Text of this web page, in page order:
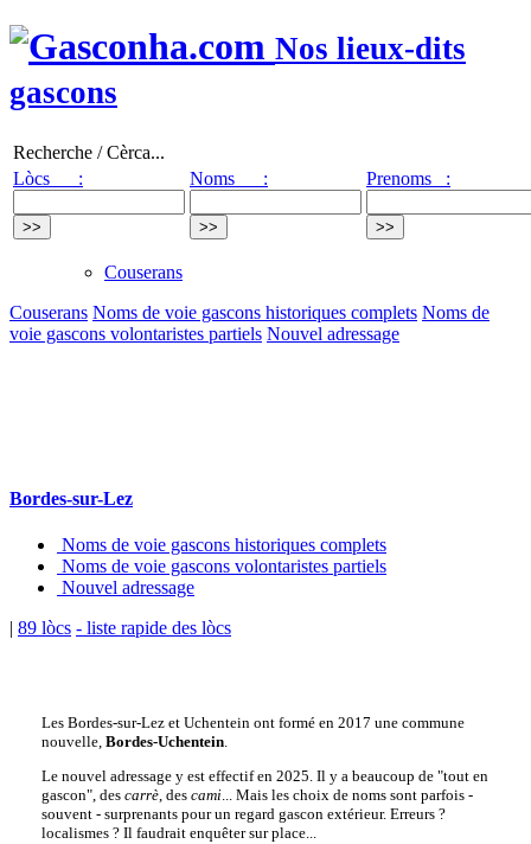
Nos lieux-dits
gascons
Recherche / Cèrca...
Lòcs :
Noms : Prenoms :
Couserans
Couserans Noms de voie gascons historiques complets Noms de
voie gascons volontaristes partiels Nouvel adressage
Bordes-sur-Lez
Noms de voie gascons historiques complets
Noms de voie gascons volontaristes partiels
Nouvel adressage
| 89 lòcs - liste rapide des lòcs
Les Bordes-sur-Lez et Uchentein ont formé en 2017 une commune
nouvelle, Bordes-Uchentein.
Le nouvel adressage y est effectif en 2025. Il y a beaucoup de "tout en
gascon", des carrè, des cami... Mais les choix de noms sont parfois -
souvent - surprenants pour un regard gascon extérieur. Erreurs ?
localismes ? Il faudrait enquêter sur place...